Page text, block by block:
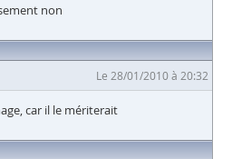
non
Le 28/01/2010 à 20:32
car il le mériterait